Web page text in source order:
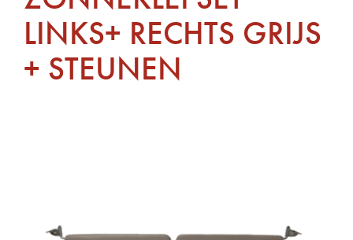
LINKS+ RECHTS GRIJS
+ STEUNEN